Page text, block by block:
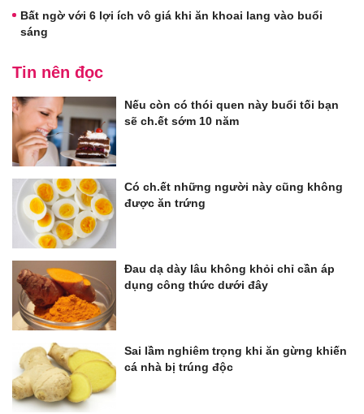
Bất ngờ với 6 lợi ích vô giá khi ăn khoai lang vào buổi
sáng
Tin nên đọc
Nếu còn có thói quen này buổi tối bạn
sẽ ch.ết sớm 10 năm
Có ch.ết những người này cũng không
được ăn trứng
Đau dạ dày lâu không khỏi chỉ cần áp
dụng công thức dưới đây
Sai lầm nghiêm trọng khi ăn gừng khiến
cá nhà bị trúng độc